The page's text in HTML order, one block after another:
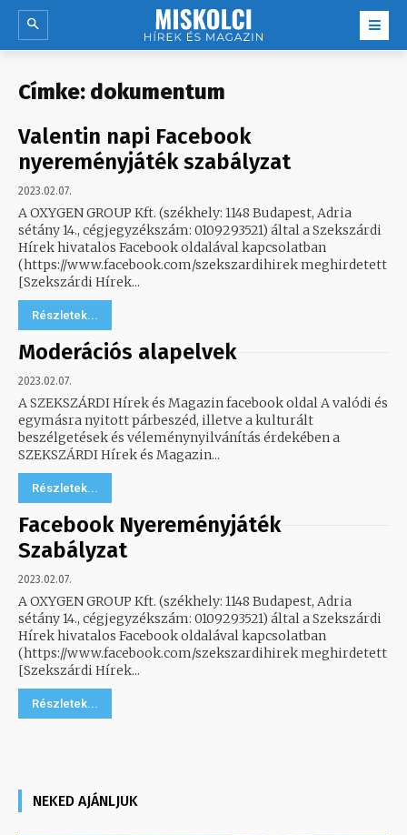
Címke: dokumentum
Valentin napi Facebook
nyereményjáték szabályzat
2023.02.07.
A OXYGEN GROUP Kft. (székhely: 1148 Budapest, Adria
sétány 14., cégjegyzékszám: 0109293521) által a Szekszárdi
Hírek hivatalos Facebook oldalával kapcsolatban
(https://www.facebook.com/szekszardihirek meghirdetett
[Szekszárdi Hírek...
Részletek...
Moderációs alapelvek
2023.02.07.
A SZEKSZÁRDI Hírek és Magazin facebook oldal A valódi és
egymásra nyitott párbeszéd, illetve a kulturált
beszélgetések és véleménynyilvánítás érdekében a
SZEKSZÁRDI Hírek és Magazin...
Részletek...
Facebook Nyereményjáték
Szabályzat
2023.02.07.
A OXYGEN GROUP Kft. (székhely: 1148 Budapest, Adria
sétány 14., cégjegyzékszám: 0109293521) által a Szekszárdi
Hírek hivatalos Facebook oldalával kapcsolatban
(https://www.facebook.com/szekszardihirek meghirdetett
[Szekszárdi Hírek...
Részletek...
NEKED AJÁNLJUK